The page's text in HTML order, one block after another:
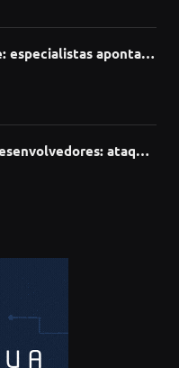
especialistas apontam
ataque